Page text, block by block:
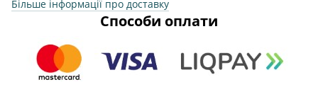
Більше інформації про доставку
Способи оплати